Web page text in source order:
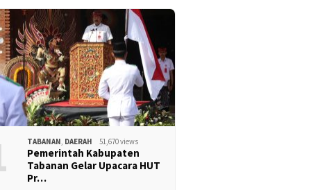
TABANAN, DAERAH 51,670 views
Pemerintah Kabupaten
Tabanan Gelar Upacara HUT
Pr…